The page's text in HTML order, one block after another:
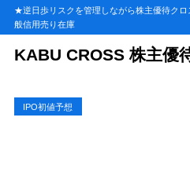
★逆日歩リスクを管理しながら株主優待ク
般信用売り在庫
KABU CROSS 株主優
IPO初値予想
目次
2 業績データからの【日水コン